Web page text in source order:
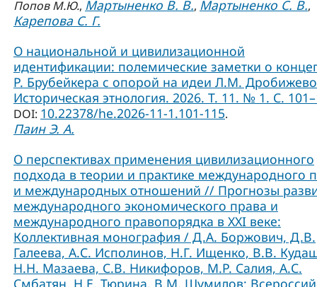
Попов М.Ю., Мартыненко В. В., Мартыненко С. В.,
Карепова С. Г.
О национальной и цивилизационной
идентификации: полемические заметки о
Р. Брубейкера с опорой на идеи Л.М.
Историческая этнология. 2026. Т. 11. № 1. С.
DOI: 10.22378/he.2026-11-1.101-115.
Паин Э. А.
О перспективах применения цивилизационного
подхода в теории и практике международного
и международных отношений // Прогнозы
международного экономического права и
международного правопорядка в XXI веке:
Коллективная монография / Д.А. Боржович, Д.В.
Галеева, А.С. Исполинов, Н.Г. Ищенко, В.В.
Н.Н. Мазаева, С.В. Никифоров, М.Р. Салия, А.С.